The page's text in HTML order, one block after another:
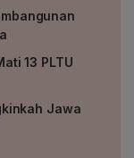
13 PLTU
Jawa